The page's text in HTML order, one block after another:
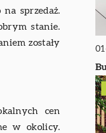
sprzedaż.
stanie.
zostały
cen
w okolicy.